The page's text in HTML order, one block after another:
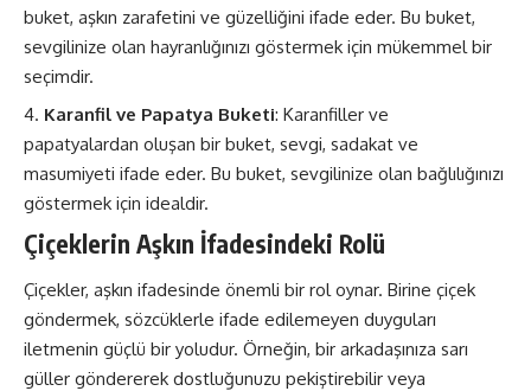
buket, aşkın zarafetini ve güzelliğini ifade eder. Bu buket,
sevgilinize olan hayranlığınızı göstermek için mükemmel bir
seçimdir.
Karanfil ve Papatya Buketi: Karanfiller ve
papatyalardan oluşan bir buket, sevgi, sadakat ve
masumiyeti ifade eder. Bu buket, sevgilinize olan bağlılığınızı
göstermek için idealdir.
Çiçeklerin Aşkın İfadesindeki Rolü
Çiçekler, aşkın ifadesinde önemli bir rol oynar. Birine çiçek
göndermek, sözcüklerle ifade edilemeyen duyguları
iletmenin güçlü bir yoludur. Örneğin, bir arkadaşınıza sarı
güller göndererek dostluğunuzu pekiştirebilir veya